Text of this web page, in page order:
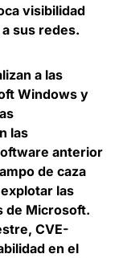
visibilidad
sus redes.
a las
Windows y
las
anterior
de caza
las
de Microsoft.
CVE-
en el